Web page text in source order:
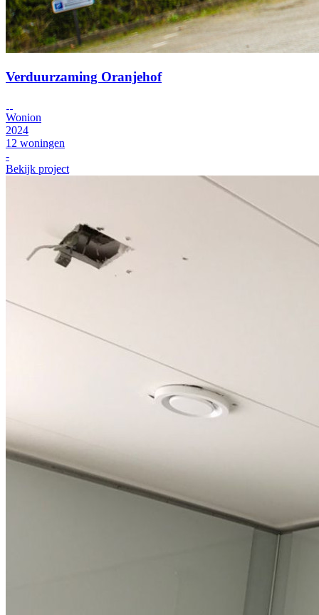
Verduurzaming Oranjehof
Wonion
2024
12 woningen
-
Bekijk project